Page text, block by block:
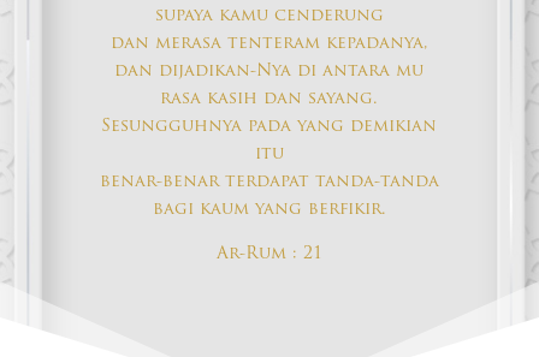
supaya kamu cenderung
dan merasa tenteram kepadanya,
dan dijadikan-Nya di antara mu
rasa kasih dan sayang.
Sesungguhnya pada yang demikian
itu
benar-benar terdapat tanda-tanda
bagi kaum yang berfikir.
Ar-Rum : 21